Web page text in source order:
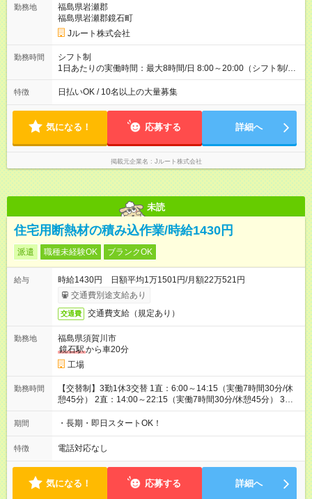
万円／週6日稼働 ・地方郊外エリア 月収40万円／週5日稼働 月
収40万円~50万円／週6日稼働 ＜モデルイメージ＞ ■月収50万
円 (27歳男性/江東区在住)※元建築関係 1日150個配達×25日勤務
(日休み) ■月収80万円(43歳男性/墨田区在住)※元営業 1日200個
勤務地
福島県岩瀬郡
福島県岩瀬郡鏡石町
Jルート株式会社
勤務時間
シフト制
1日あたりの実働時間：最大8時間/日 8:00～20:00（シフト制/実
働8時間） ※週5日勤務（場所次第では週4も有り） ※配達状況に
よって時間外での勤務可能性有り ※案件により多少の前後あり
特徴 日払いOK / 10名以上の大量募集
気になる！ 応募する 詳細へ
掲載元企業名 Jルート株式会社
未読
住宅用断熱材の積み込作業/時給1430円
派遣 職種未経験OK ブランクOK
給与
時給1430円 日額平均1万1501円/月額22万521円
交通費別途支給あり
交通費 交通費支給（規定あり）
勤務地
福島県須賀川市
鏡石駅から車20分
工場
勤務時間
【交替制】3勤1休3交替 1直：6:00～14:15（実働7時間30分/休
憩45分） 2直：14:00～22:15（実働7時間30分/休憩45分） 3
直：22:00～翌6:15（実働7時間30分/休憩45分）
期間 ・長期・即日スタートOK！
特徴 電話対応なし
気になる！ 応募する 詳細へ